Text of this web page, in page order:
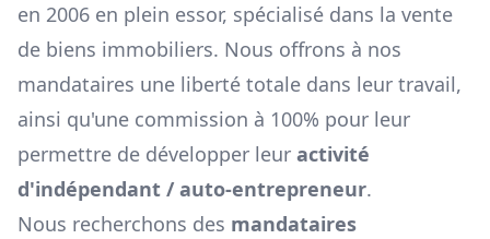
en 2006 en plein essor, spécialisé dans la vente
de biens immobiliers. Nous offrons à nos
mandataires une liberté totale dans leur travail,
ainsi qu'une commission à 100% pour leur
permettre de développer leur activité
d'indépendant / auto-entrepreneur.
Nous recherchons des mandataires